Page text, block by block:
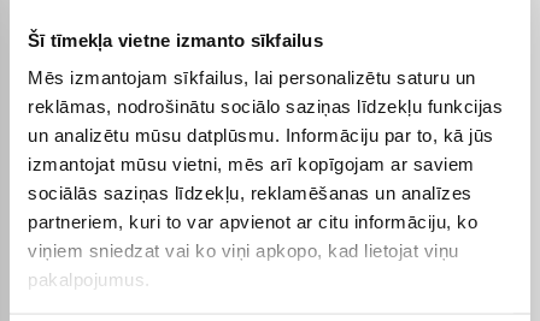
Šī tīmekļa vietne izmanto sīkfailus
Mēs izmantojam sīkfailus, lai personalizētu saturu un
reklāmas, nodrošinātu sociālo saziņas līdzekļu funkcijas
un analizētu mūsu datplūsmu. Informāciju par to, kā jūs
izmantojat mūsu vietni, mēs arī kopīgojam ar saviem
sociālās saziņas līdzekļu, reklamēšanas un analīzes
partneriem, kuri to var apvienot ar citu informāciju, ko
viņiem sniedzat vai ko viņi apkopo, kad lietojat viņu
pakalpojumus.
Raksturlielumi
Ražotājs Dyson
Bezvadu Bezvadu
Darbības laiks ar pilnu
uzlādi, līdz, min.